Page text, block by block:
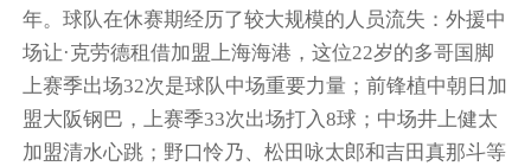
年。球队在休赛期经历了较大规模的人员流失：外援中
场让·克劳德租借加盟上海海港，这位22岁的多哥国脚
上赛季出场32次是球队中场重要力量；前锋植中朝日加
盟大阪钢巴，上赛季33次出场打入8球；中场井上健太
加盟清水心跳；野口怜乃、松田咏太郎和吉田真那斗等